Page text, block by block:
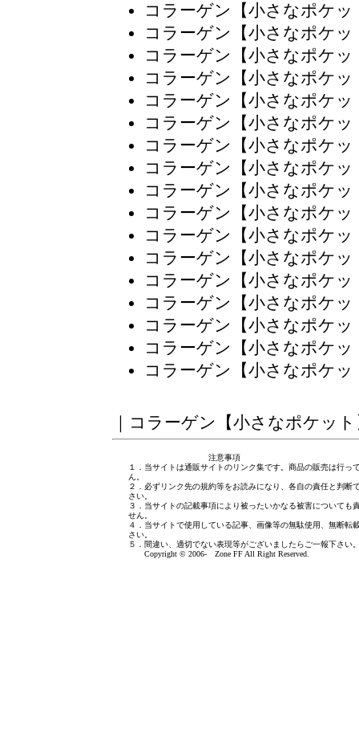
コラーゲン【小さなポケ
コラーゲン【小さなポケ
コラーゲン【小さなポケ
コラーゲン【小さなポケ
コラーゲン【小さなポケ
コラーゲン【小さなポケ
コラーゲン【小さなポケ
コラーゲン【小さなポケ
コラーゲン【小さなポケ
コラーゲン【小さなポケ
コラーゲン【小さなポケ
コラーゲン【小さなポケ
コラーゲン【小さなポケ
コラーゲン【小さなポケ
コラーゲン【小さなポケ
コラーゲン【小さなポケ
コラーゲン【小さなポケ
｜ コラーゲン【小さなポケット
注意事項
１．当サイトは通販サイトのリンク集です。商品の販売は行っ
ん。
２．必ずリンク先の規約等をお読みになり、各自の責任と判断
さい。
３．当サイトの記載事項により被ったいかなる被害についても
せん。
４．当サイトで使用している記事、画像等の無駄使用、無断転
さい。
５．間違い、適切でない表現等がございましたら ご一報下さい
Copyright © 2006- Zone FF All Right Reserved.